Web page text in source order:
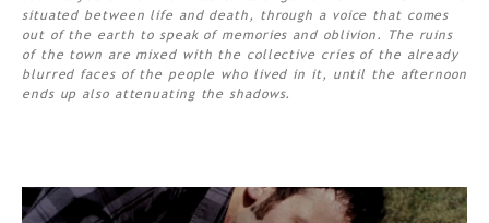
situated between life and death, through a voice that comes
out of the earth to speak of memories and oblivion. The ruins
of the town are mixed with the collective cries of the already
blurred faces of the people who lived in it, until the afternoon
ends up also attenuating the shadows.